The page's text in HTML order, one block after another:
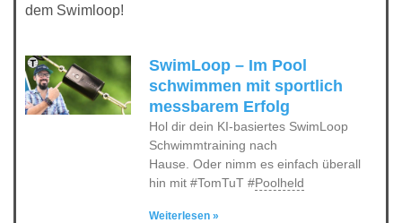
dem Swimloop!
SwimLoop – Im Pool
schwimmen mit sportlich
messbarem Erfolg
Hol dir dein KI-basiertes SwimLoop
Schwimmtraining nach
Hause. Oder nimm es einfach überall
hin mit #TomTuT #Poolheld
Weiterlesen »